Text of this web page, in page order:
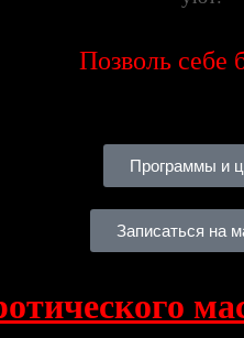
Позволь себе
Программы и
Записаться на